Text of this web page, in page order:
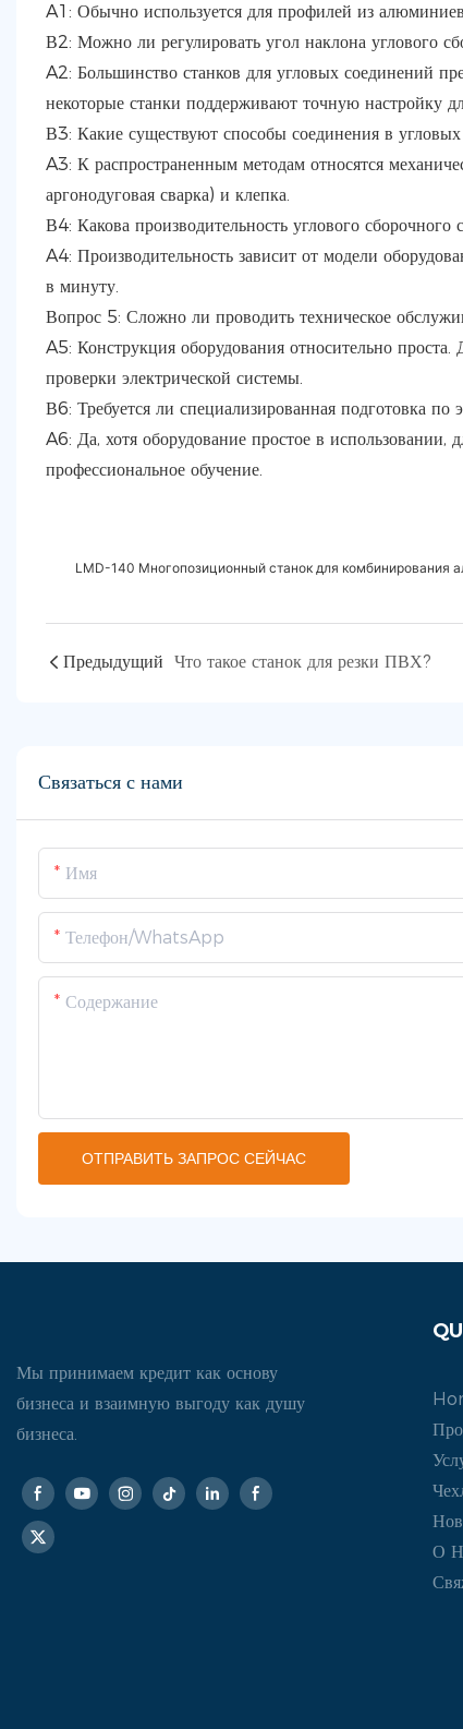
A1: Обычно используется для профилей из
В2: Можно ли регулировать угол наклона углового
A2: Большинство станков для угловых соединений
некоторые станки поддерживают точную настройку
В3: Какие существуют способы соединения в
A3: К распространенным методам относятся
аргонодуговая сварка) и клепка.
В4: Какова производительность углового сборочного
A4: Производительность зависит от модели
в минуту.
Вопрос 5: Сложно ли проводить техническое
A5: Конструкция оборудования относительно
проверки электрической системы.
В6: Требуется ли специализированная подготовка по
A6: Да, хотя оборудование простое в использовании,
профессиональное обучение.
LMD-140 Многопозиционный станок для комбинирования
Предыдущий Что такое станок для резки ПВХ?
Связаться с нами
Имя
Телефон/WhatsApp
Содержание
ОТПРАВИТЬ ЗАПРОС СЕЙЧАС
Мы принимаем кредит как основу
бизнеса и взаимную выгоду как душу
бизнеса.
О